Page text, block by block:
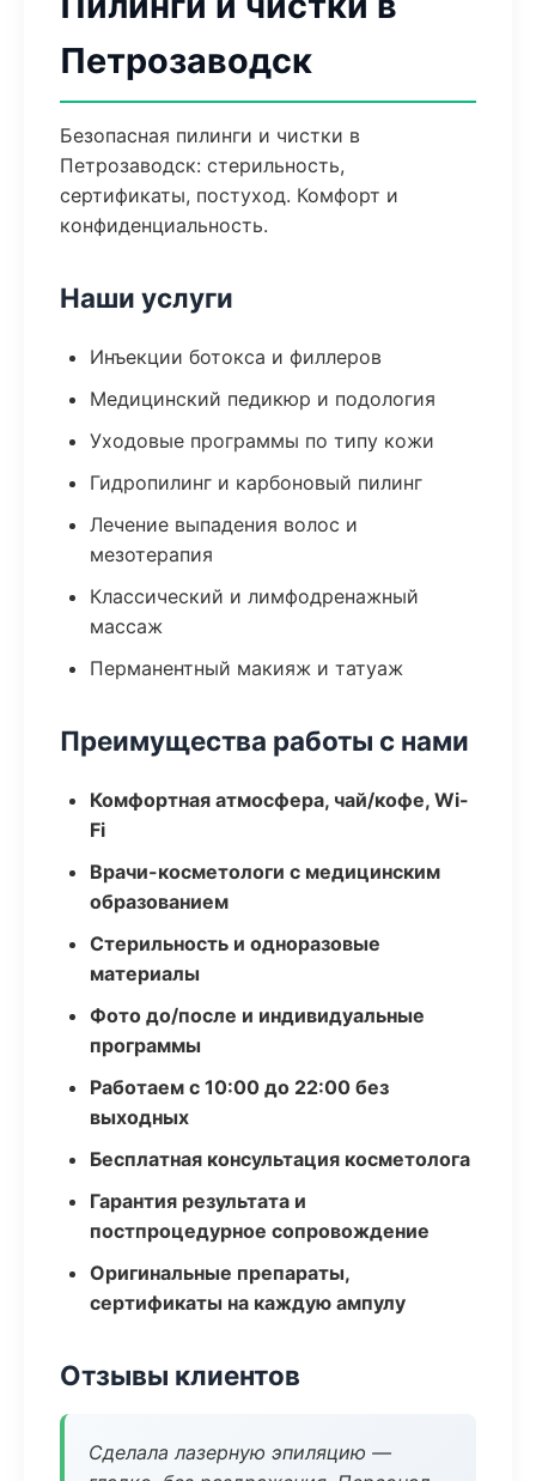
Петрозаводск
Безопасная пилинги и чистки в
Петрозаводск: стерильность,
сертификаты, постуход. Комфорт и
конфиденциальность.
Наши услуги
Инъекции ботокса и филлеров
Медицинский педикюр и подология
Уходовые программы по типу кожи
Гидропилинг и карбоновый пилинг
Лечение выпадения волос и
мезотерапия
Классический и лимфодренажный
массаж
Перманентный макияж и татуаж
Преимущества работы с нами
Комфортная атмосфера, чай/кофе, Wi-
Fi
Врачи-косметологи с медицинским
образованием
Стерильность и одноразовые
материалы
Фото до/после и индивидуальные
программы
Работаем с 10:00 до 22:00 без
выходных
Бесплатная консультация косметолога
Гарантия результата и
постпроцедурное сопровождение
Оригинальные препараты,
сертификаты на каждую ампулу
Отзывы клиентов
Сделала лазерную эпиляцию —